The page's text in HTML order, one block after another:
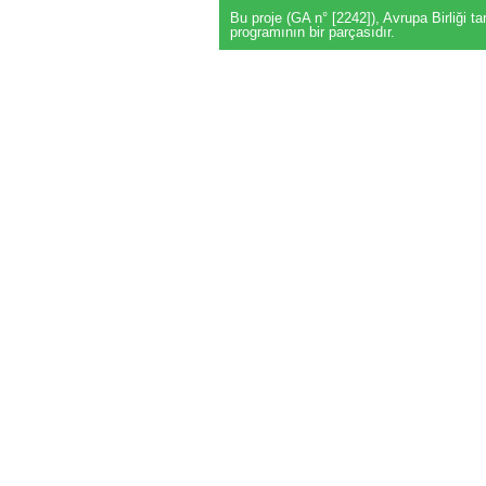
Bu proje (GA n° [2242]), Avrupa Birliği
programının bir parçasıdır.